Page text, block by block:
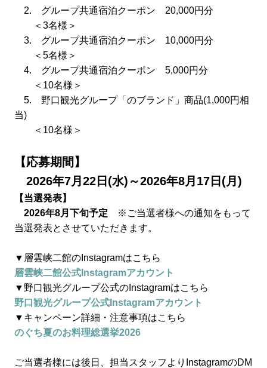
2. グループ共通宿泊クーポン 20,000円分
＜3名様＞
3. グループ共通宿泊クーポン 10,000円分
＜5名様＞
4. グループ共通宿泊クーポン 5,000円分
＜10名様＞
5. 野口観光グループ「のブランド」商品(1,000円相
当)
＜10名様＞
【応募期間】
2026年7月22日(水)～2026年8月17日(月)
【当選発表】
2026年8月下旬予定 ※ご当選者様への通知をもって
当選発表とさせていただきます。
▼層雲峡二館のInstagramはこちら
層雲峡二館公式Instagramアカウント
▼野口観光グループ公式のInstagramはこちら
野口観光グループ公式Instagramアカウント
▼キャンペーン詳細・注意事項はこちら
のぐち夏のお料理総選挙2026
ご当選者様には後日、担当スタッフよりInstagramのDM